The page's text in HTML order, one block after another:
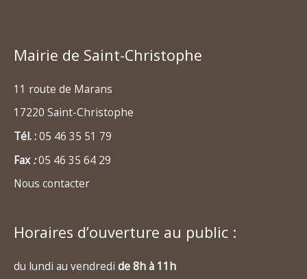
Mairie de Saint-Christophe
11 route de Marans
17220 Saint-Christophe
Tél. :05 46 35 51 79
Fax:05 46 35 64 29
Nous contacter
Horaires d’ouverture au public :
du lundi au vendredi de 8h à 11h